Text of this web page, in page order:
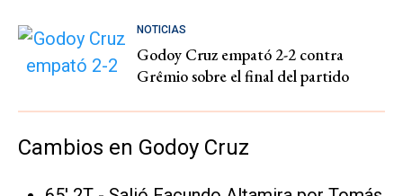
NOTICIAS
Godoy Cruz empató 2-2 contra
Grêmio sobre el final del partido
Cambios en Godoy Cruz